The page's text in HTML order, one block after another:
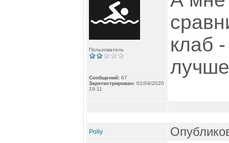
Пользователь
Сообщений: 67
Зарегистрирован: 01/04/2020
19:11
клаб
Polly